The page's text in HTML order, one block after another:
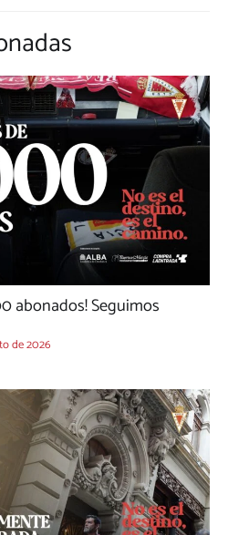
abonados! Seguimos
de 2026